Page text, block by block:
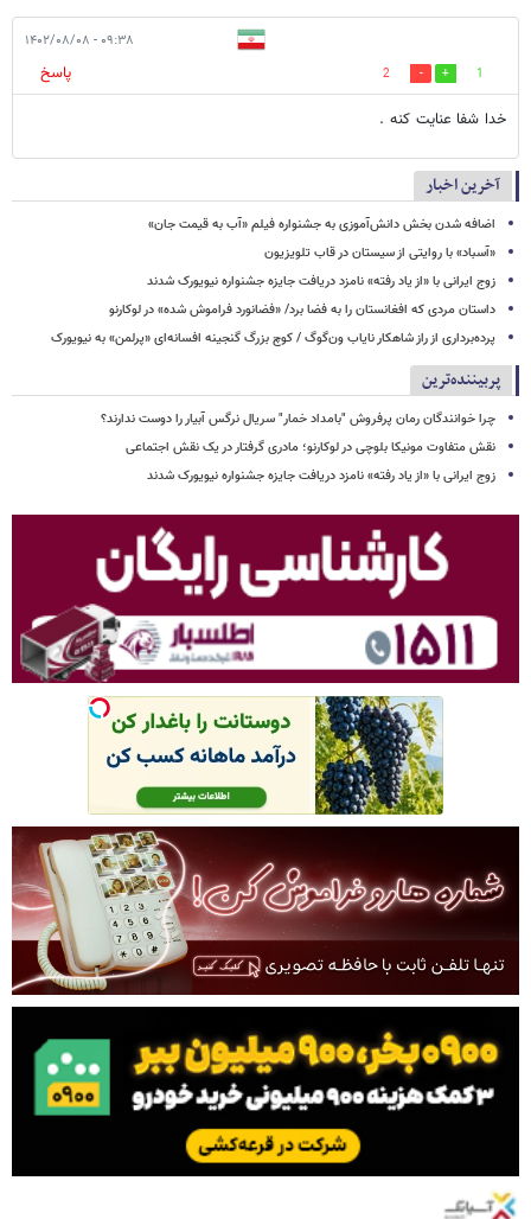
۰۹:۳۸ - ۱۴۰۲/۰۸/۰۸
1
2
پاسخ
خدا شفا عنایت کنه .
آخرین اخبار
اضافه شدن بخش دانش‌آموزی به جشنواره فیلم «آب به قیمت جان»
«آسباد» با روایتی از سیستان در قاب تلویزیون
زوج ایرانی با «از یاد رفته» نامزد دریافت جایزه جشنواره نیویورک شدند
داستان مردی که افغانستان را به فضا برد/ «فضانورد فراموش شده» در لوکارنو
پرده‌برداری از راز شاهکار نایاب ون‌گوگ / کوچ بزرگ گنجینه افسانه‌ای «پرلمن» به نیویورک
پربیننده‌ترین
چرا خوانندگان رمان پرفروش "بامداد خمار" سریال نرگس آبیار را دوست ندارند؟
نقش متفاوت مونیکا بلوچی در لوکارنو؛ مادری گرفتار در یک نقش اجتماعی
زوج ایرانی با «از یاد رفته» نامزد دریافت جایزه جشنواره نیویورک شدند